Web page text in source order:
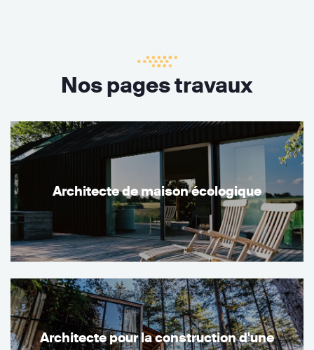
Nos pages travaux
Architecte de maison écologique
Architecte pour la construction d'une